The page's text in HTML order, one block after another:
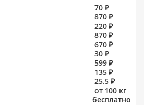
70 ₽
870 ₽
220 ₽
870 ₽
670 ₽
30 ₽
599 ₽
135 ₽
25.5 ₽
от 100 кг
бесплатно